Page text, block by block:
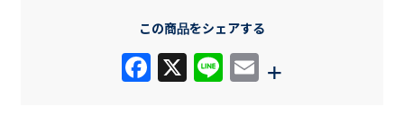
この商品をシェアする
F X Li E
+